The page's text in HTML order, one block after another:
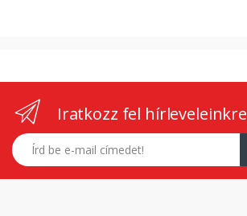
Iratkozz fel hírleveleinkre
E-mail címed